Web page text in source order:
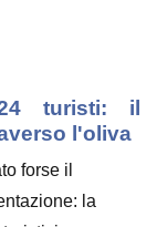
turisti: il
l'oliva
forse il
la